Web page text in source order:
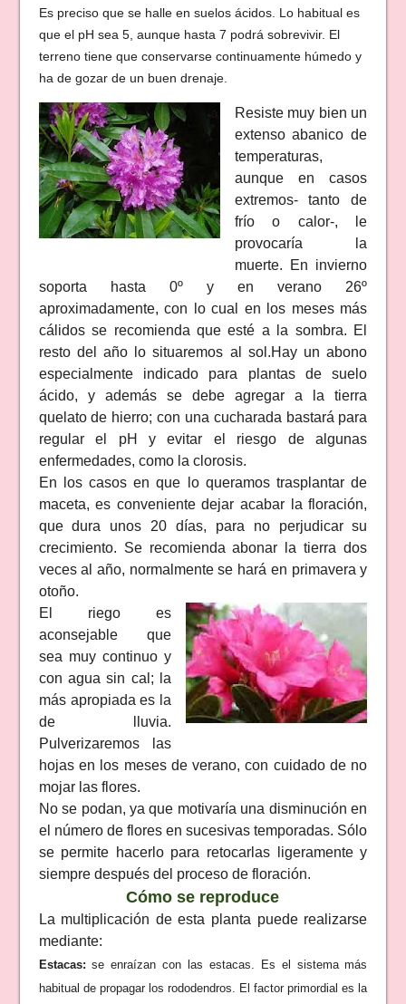
Es preciso que se halle en suelos ácidos. Lo habitual es
que el pH sea 5, aunque hasta 7 podrá sobrevivir. El
terreno tiene que conservarse continuamente húmedo y
ha de gozar de un buen drenaje.
Resiste muy bien un
extenso abanico de
temperaturas,
aunque en casos
extremos- tanto de
frío o calor-, le
provocaría la
muerte. En invierno
soporta hasta 0º y en verano 26º
aproximadamente, con lo cual en los meses más
cálidos se recomienda que esté a la sombra. El
resto del año lo situaremos al sol.Hay un abono
especialmente indicado para plantas de suelo
ácido, y además se debe agregar a la tierra
quelato de hierro; con una cucharada bastará para
regular el pH y evitar el riesgo de algunas
enfermedades, como la clorosis.
En los casos en que lo queramos trasplantar de
maceta, es conveniente dejar acabar la floración,
que dura unos 20 días, para no perjudicar su
crecimiento. Se recomienda abonar la tierra dos
veces al año, normalmente se hará en primavera y
otoño.
El riego es
aconsejable que
sea muy continuo y
con agua sin cal; la
más apropiada es la
de lluvia.
Pulverizaremos las
hojas en los meses de verano, con cuidado de no
mojar las flores.
No se podan, ya que motivaría una disminución en
el número de flores en sucesivas temporadas. Sólo
se permite hacerlo para retocarlas ligeramente y
siempre después del proceso de floración.
Cómo se reproduce
La multiplicación de esta planta puede realizarse
mediante:
Estacas: se enraízan con las estacas. Es el sistema más
habitual de propagar los rododendros. El factor primordial es la